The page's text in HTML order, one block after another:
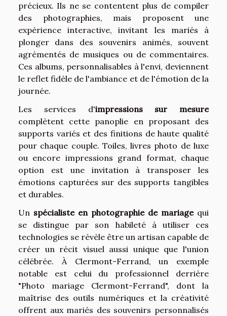
précieux. Ils ne se contentent plus de compiler
des photographies, mais proposent une
expérience interactive, invitant les mariés à
plonger dans des souvenirs animés, souvent
agrémentés de musiques ou de commentaires.
Ces albums, personnalisables à l'envi, deviennent
le reflet fidèle de l'ambiance et de l'émotion de la
journée.
Les services d'impressions sur mesure
complètent cette panoplie en proposant des
supports variés et des finitions de haute qualité
pour chaque couple. Toiles, livres photo de luxe
ou encore impressions grand format, chaque
option est une invitation à transposer les
émotions capturées sur des supports tangibles
et durables.
Un spécialiste en photographie de mariagequi
se distingue par son habileté à utiliser ces
technologies se révèle être un artisan capable de
créer un récit visuel aussi unique que l'union
célébrée. À Clermont-Ferrand, un exemple
notable est celui du professionnel derrière
"Photo mariage Clermont-Ferrand", dont la
maîtrise des outils numériques et la créativité
offrent aux mariés des souvenirs personnalisés